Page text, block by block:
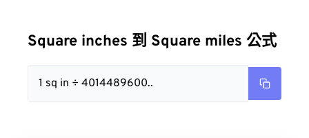
Square inches 到 Square miles 公式
1 sq in ÷ 4014489600..